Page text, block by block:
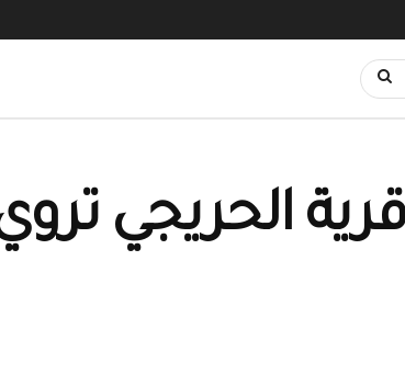
الحريجي